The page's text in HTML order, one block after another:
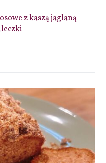
z kaszą jaglaną